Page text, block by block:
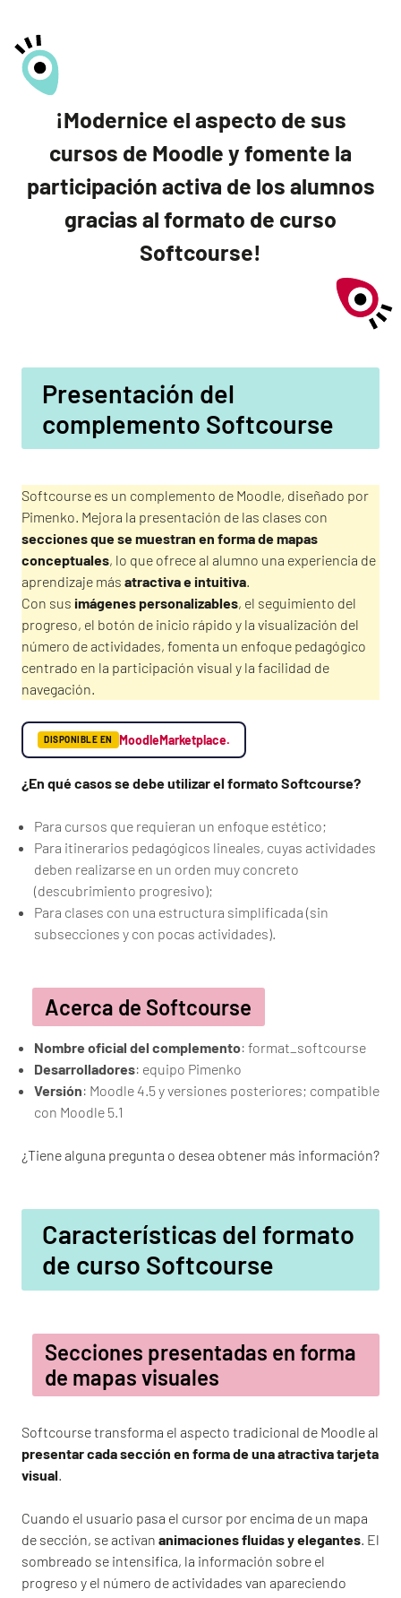
¡Modernice el aspecto de sus
cursos de Moodle y fomente la
participación activa de los alumnos
gracias al formato de curso
Softcourse!
Presentación del
complemento Softcourse
Softcourse es un complemento de Moodle, diseñado por
Pimenko. Mejora la presentación de las clases con
secciones que se muestran en forma de mapas
conceptuales, lo que ofrece al alumno una experiencia de
aprendizaje más atractiva e intuitiva.
Con sus imágenes personalizables, el seguimiento del
progreso, el botón de inicio rápido y la visualización del
número de actividades, fomenta un enfoque pedagógico
centrado en la participación visual y la facilidad de
navegación.
DISPONIBLE EN MoodleMarketplace.
¿En qué casos se debe utilizar el formato Softcourse?
Para cursos que requieran un enfoque estético;
Para itinerarios pedagógicos lineales, cuyas actividades
deben realizarse en un orden muy concreto
(descubrimiento progresivo);
Para clases con una estructura simplificada (sin
subsecciones y con pocas actividades).
Acerca de Softcourse
Nombre oficial del complemento: format_softcourse
Desarrolladores: equipo Pimenko
Versión: Moodle 4.5 y versiones posteriores; compatible
con Moodle 5.1
¿Tiene alguna pregunta o desea obtener más información?
Características del formato
de curso Softcourse
Secciones presentadas en forma
de mapas visuales
Softcourse transforma el aspecto tradicional de Moodle al
presentar cada sección en forma de una atractiva tarjeta
visual.
Cuando el usuario pasa el cursor por encima de un mapa
de sección, se activan animaciones fluidas y elegantes. El
sombreado se intensifica, la información sobre el
progreso y el número de actividades van apareciendo